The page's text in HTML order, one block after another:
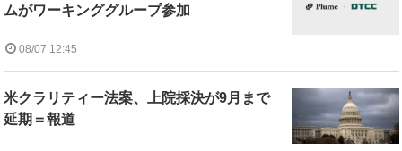
ムがワーキンググループ参加
08/07 12:45
米クラリティー法案、上院採決が9月まで
延期＝報道